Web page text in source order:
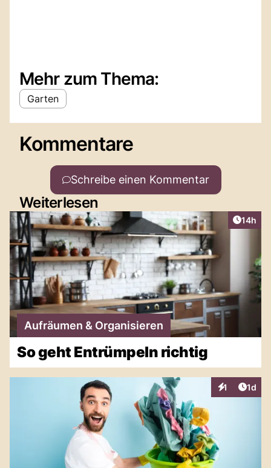
Mehr zum Thema:
Garten
Kommentare
Schreibe einen Kommentar
Weiterlesen
Artikel
14h
Aufräumen & Organisieren
So geht Entrümpeln richtig
1
Interaktionen
1d